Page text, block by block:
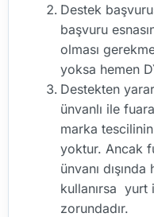
Destek
başvuru
olması
yoksa hemen
Destekten
ünvanlı ile
marka
yoktur. Ancak
ünvanı
kullanırsa yurt
zorundadır.